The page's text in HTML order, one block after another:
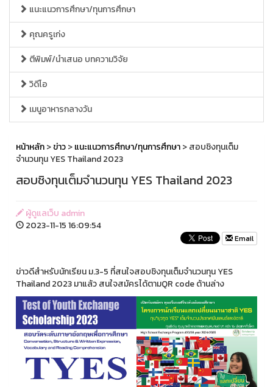
แนะแนวการศึกษา/ทุนการศึกษา
คุณครูเก่ง
ตีพิมพ์/นำเสนอ บทความวิจัย
วิดีโอ
เมนูอาหารกลางวัน
หน้าหลัก>ข่าว>แนะแนวการศึกษา/ทุนการศึกษา> สอบชิงทุนเต็ม
จำนวนทุน YES Thailand 2023
สอบชิงทุนเต็มจำนวนทุน YES Thailand 2023
ผู้ดูแลเว็บ admin
2023-11-15 16:09:54
Email
ข่าวดีสำหรับนักเรียน ม.3-5 ที่สนใจสอบชิงทุนเต็มจำนวนทุน YES
Thailand 2023 มาแล้ว สนใจสมัครได้ตามQR code ด้านล่าง